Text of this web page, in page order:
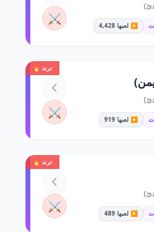
▶️ لعبها 4,428 ⚔️
ترند 🔥
▶️ لعبها 919 ⚔️
ترند 🔥
▶️ لعبها 489 ⚔️